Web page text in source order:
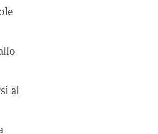
al